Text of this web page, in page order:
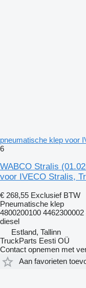
pneumatische klep voor
6
WABCO Stralis
voor IVECO Stralis,
€ 268,55 Exclusief BTW
Pneumatische klep
4800200100
diesel
Estland, Tallinn
TruckParts Eesti OÜ
Contact opnemen met
Aan favorieten